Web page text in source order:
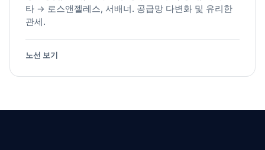
타 → 로스앤젤레스, 서배너. 공급망 다변화 및 유리한
관세.
노선 보기